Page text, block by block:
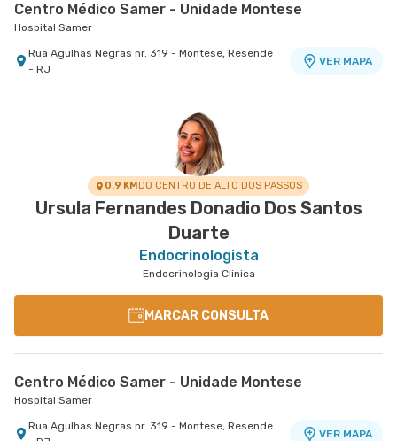
Centro Médico Samer - Unidade Montese
Hospital Samer
Rua Agulhas Negras nr. 319 - Montese, Resende
- RJ
VER MAPA
0.9 KMDO CENTRO DE ALTO DOS PASSOS
Ursula Fernandes Donadio Dos Santos
Duarte
Endocrinologista
Endocrinologia Clinica
MARCAR CONSULTA
Centro Médico Samer - Unidade Montese
Hospital Samer
Rua Agulhas Negras nr. 319 - Montese, Resende
VER MAPA